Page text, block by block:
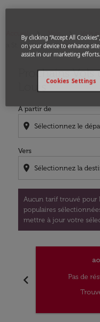
Accueil Vols Vols
a St. Louis
Prochains Vols
Louis
À partir de
location_on
Vers
location_on
Aucun tarif trouvé pour
populaires
mettre à jour votre
Aucun tarif trouvé
chevron_left
Pas de
By clicking “Accept All
on your device to enhance
assist in our marketing efforts.
Cookies Settings